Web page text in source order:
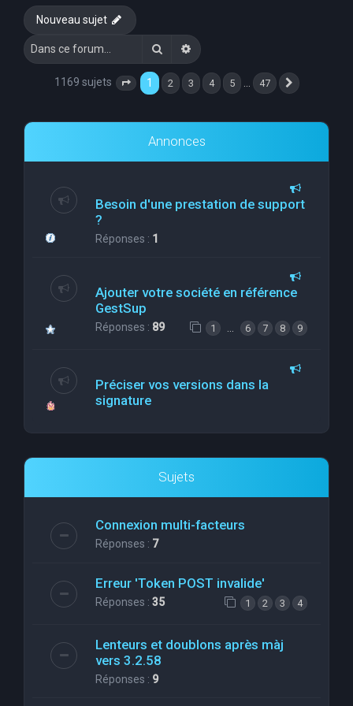
Nouveau sujet
RechercherRecherche avancée
1169 sujets Page 1 sur 47
1 2 3 4 5 … 47
Annonces
Besoin d'une prestation de support
?
Réponses : 1
Ajouter votre société en référence
GestSup
Réponses : 89 1 … 6 7 8 9
Préciser vos versions dans la
signature
Sujets
Connexion multi-facteurs
Réponses : 7
Erreur 'Token POST invalide'
Réponses : 35 1 2 3 4
Lenteurs et doublons après màj
vers 3.2.58
Réponses : 9